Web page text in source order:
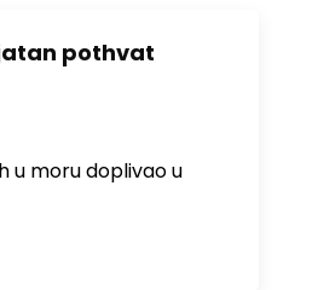
pothvat
u moru doplivao u